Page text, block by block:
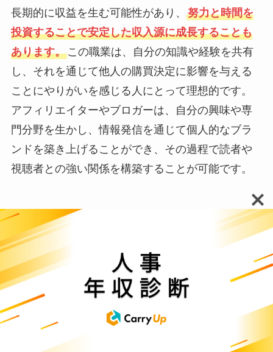
長期的に収益を生む可能性があり、 努力と時間を
投資することで安定した収入源に成長することも
あります。この職業は、自分の知識や経験を共有
し、それを通じて他人の購買決定に影響を与える
ことにやりがいを感じる人にとって理想的です。
アフィリエイターやブロガーは、自分の興味や専
門分野を生かし、情報発信を通じて個人的なブラ
ンドを築き上げることができ、その過程で読者や
視聴者との強い関係を構築することが可能です。
オンライン秘書
オンライン秘書としての仕事は、スケジュール管
理、メール対応、文書作成などの事務作業をリモ
ート、つまり遠隔地から行うことを主な業務とし
ます。この職業は組織力とコミュニケーションス
キルが特に重要であり、クライアントの日常業務